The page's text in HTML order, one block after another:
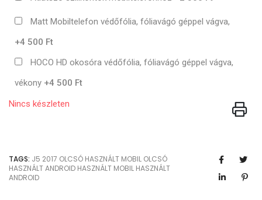
Matt Mobiltelefon védőfólia, fóliavágó géppel vágva,
+4 500 Ft
HOCO HD okosóra védőfólia, fóliavágó géppel vágva,
vékony +4 500 Ft
Nincs készleten
TAGS: J5 2017 OLCSÓ HASZNÁLT MOBIL OLCSÓ
HASZNÁLT ANDROID HASZNÁLT MOBIL HASZNÁLT
ANDROID